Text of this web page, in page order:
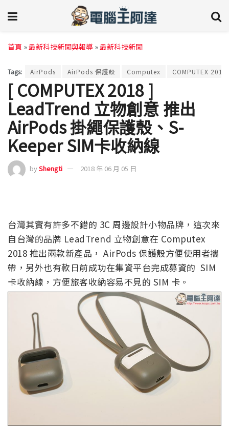
首頁 »最新科技新聞與報導 »最新科技新聞
Tags: AirPods AirPods 保護殼 Computex COMPUTEX 2018
[ COMPUTEX 2018 ]
LeadTrend 立物創意 推出
AirPods 掛繩保護殼、S-
Keeper SIM卡收納線
byShengti 2018 年 06 月 05 日
台灣其實有許多不錯的 3C 周邊設計小物品牌，這次來
自台灣的品牌 LeadTrend 立物創意在 Computex
2018 推出兩款新產品， AirPods 保護殼方便使用者攜
帶，另外也有款日前成功在集資平台完成募資的 SIM
卡收納線，方便旅客收納容易不見的 SIM 卡。